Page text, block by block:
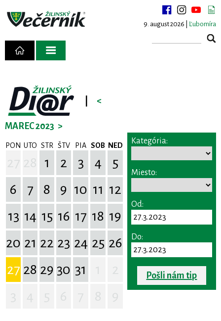
9. august 2026 | Ľubomíra
<
MAREC 2023 >
PON UTO STR ŠTV PIA SOB NED
1 2 3 4
5
6
7 8 9 10 11 12
13 14 15 16 17 18 19
20 21 22 23 24 25 26
27 28 29 30 31
Kategória:
Miesto:
Od:
Do:
Pošli nám tip